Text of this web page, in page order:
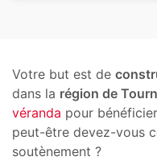
Votre but est de
dans la région de
véranda pour
peut-être devez-vous
soutènement ?